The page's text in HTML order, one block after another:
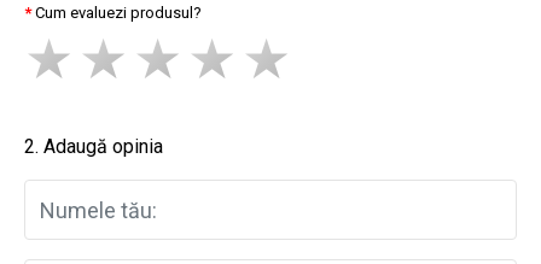
Cum evaluezi produsul?
2. Adaugă opinia